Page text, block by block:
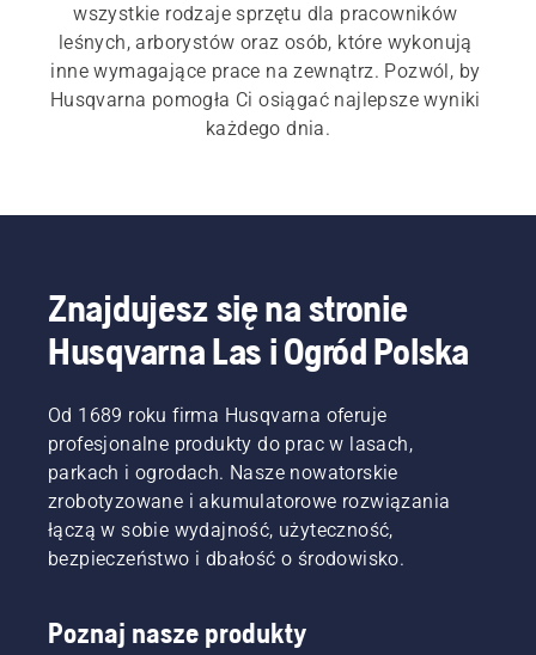
wszystkie rodzaje sprzętu dla pracowników
leśnych, arborystów oraz osób, które wykonują
inne wymagające prace na zewnątrz. Pozwól, by
Husqvarna pomogła Ci osiągać najlepsze wyniki
każdego dnia.
Znajdujesz się na stronie
Husqvarna Las i Ogród Polska
Od 1689 roku firma Husqvarna oferuje
profesjonalne produkty do prac w lasach,
parkach i ogrodach. Nasze nowatorskie
zrobotyzowane i akumulatorowe rozwiązania
łączą w sobie wydajność, użyteczność,
bezpieczeństwo i dbałość o środowisko.
Poznaj nasze produkty